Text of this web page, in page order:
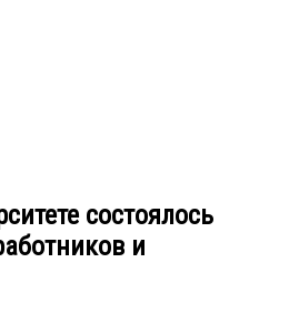
состоялось
и